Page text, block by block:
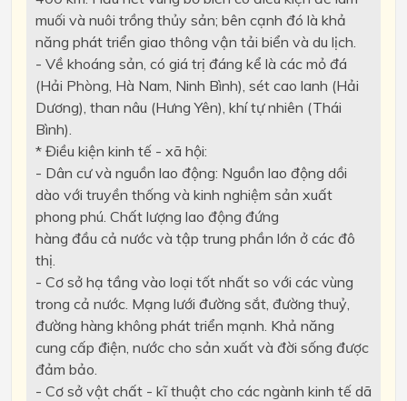
muối và nuôi trồng thủy sản; bên cạnh đó là khả
năng phát triển giao thông vận tải biển và du lịch.
- Về khoáng sản, có giá trị đáng kể là các mỏ đá
(Hải Phòng, Hà Nam, Ninh Bình), sét cao lanh (Hải
Dương), than nâu (Hưng Yên), khí tự nhiên (Thái
Bình).
* Điều kiện kinh tế - xã hội:
- Dân cư và nguồn lao động: Nguồn lao động dồi
dào với truyền thống và kinh nghiệm sản xuất
phong phú. Chất lượng lao động đứng
hàng đầu cả nước và tập trung phần lớn ở các đô
thị.
- Cơ sở hạ tầng vào loại tốt nhất so với các vùng
trong cả nước. Mạng lưới đường sắt, đường thuỷ,
đường hàng không phát triển mạnh. Khả năng
cung cấp điện, nước cho sản xuất và đời sống được
đảm bảo.
- Cơ sở vật chất - kĩ thuật cho các ngành kinh tế dã